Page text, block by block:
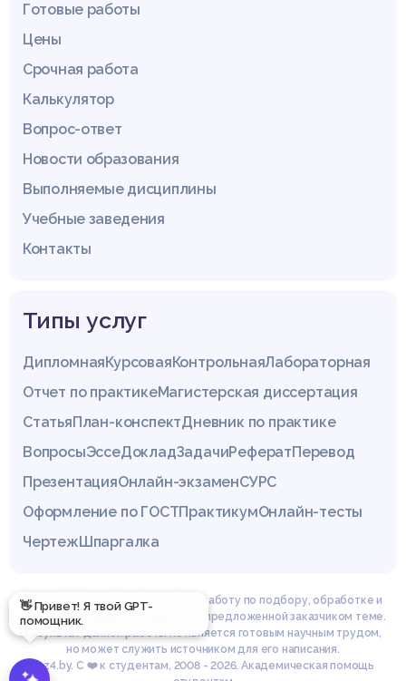
👋 Привет! Я твой GPT-
помощник.
Готовые работы
Цены
Срочная работа
Калькулятор
Вопрос-ответ
Новости образования
Выполняемые дисциплины
Учебные заведения
Контакты
Типы услуг
ДипломнаяКурсоваяКонтрольнаяЛабораторная
Отчет по практикеМагистерская диссертация
СтатьяПлан-конспектДневник по практике
ВопросыЭссеДокладЗадачиРефератПеревод
ПрезентацияОнлайн-экзаменСУРС
Оформление по ГОСТПрактикумОнлайн-тесты
ЧертежШпаргалка
Эксперты сайта z4.by проводят работу по подбору, обработке и
структурированию материала по предложенной заказчиком теме.
Результат данной работы не является готовым научным трудом,
но может служить источником для его написания.
© z4.by. С ❤️ к студентам, 2008 - 2026. Академическая помощь